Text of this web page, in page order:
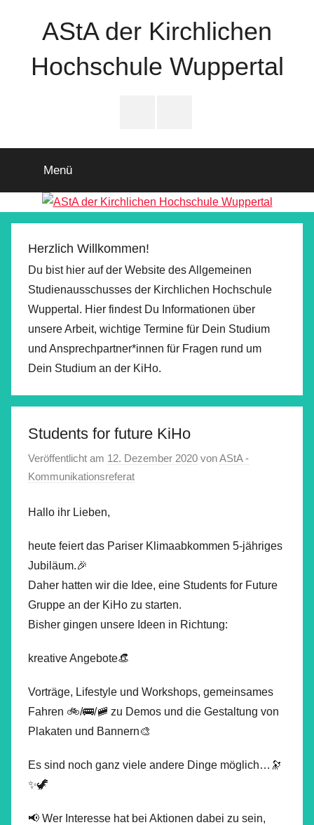
AStA der Kirchlichen
Hochschule Wuppertal
Menü
Herzlich Willkommen!
Du bist hier auf der Website des Allgemeinen
Studienausschusses der Kirchlichen Hochschule
Wuppertal. Hier findest Du Informationen über
unsere Arbeit, wichtige Termine für Dein Studium
und Ansprechpartner*innen für Fragen rund um
Dein Studium an der KiHo.
Students for future KiHo
Veröffentlicht am 12. Dezember 2020 vonAStA -
Kommunikationsreferat
Hallo ihr Lieben,
heute feiert das Pariser Klimaabkommen 5-jähriges
Jubiläum.🎉
Daher hatten wir die Idee, eine Students for Future
Gruppe an der KiHo zu starten.
Bisher gingen unsere Ideen in Richtung:
kreative Angebote👒
Vorträge, Lifestyle und Workshops, gemeinsames
Fahren 🚲/🚌/🚞 zu Demos und die Gestaltung von
Plakaten und Bannern🎨
Es sind noch ganz viele andere Dinge möglich…🔭
✨🦖
📢 Wer Interesse hat bei Aktionen dabei zu sein,